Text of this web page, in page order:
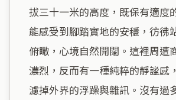
拔三十一米的高度，既保有適度
能感受到腳踏實地的安穩，彷彿
俯瞰，心境自然開闊。這裡周遭
濃烈，反而有一種純粹的靜謐感
濾掉外界的浮躁與雜訊。沒有過